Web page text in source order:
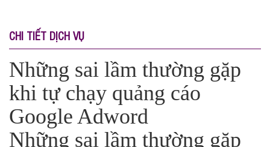
CHI TIẾT DỊCH VỤ
Những sai lầm thường gặp
khi tự chạy quảng cáo
Google Adword
Những sai lầm thường gặp